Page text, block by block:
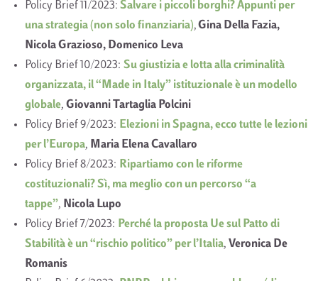
Policy Brief 11/2023: Salvare i piccoli borghi? Appunti per
una strategia (non solo finanziaria),Gina Della Fazia,
Nicola Grazioso, Domenico Leva
Policy Brief 10/2023: Su giustizia e lotta alla criminalità
organizzata, il “Made in Italy” istituzionale è un modello
globale, Giovanni Tartaglia Polcini
Policy Brief 9/2023: Elezioni in Spagna, ecco tutte le lezioni
per l’Europa, Maria Elena Cavallaro
Policy Brief 8/2023: Ripartiamo con le riforme
costituzionali? Sì, ma meglio con un percorso “a
tappe”, Nicola Lupo
Policy Brief 7/2023: Perché la proposta Ue sul Patto di
Stabilità è un “rischio politico” per l’Italia, Veronica De
Romanis